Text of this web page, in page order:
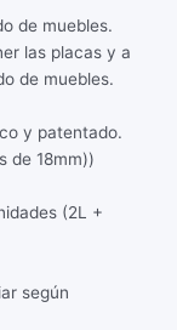
de muebles.
las placas y a
de muebles.
y patentado.
de 18mm))
(2L +
según